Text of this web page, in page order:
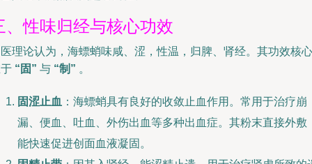
、性味归经与核心功效
理论认为，海螵蛸味咸、涩，性温，归脾、肾经。其功效核心
“固” 与 “制” 。
固涩止血 ：海螵蛸具有良好的收敛止血作用。常用于治疗崩
漏、便血、吐血、外伤出血等多种出血症。其粉末直接外敷
能快速促进创面血液凝固。